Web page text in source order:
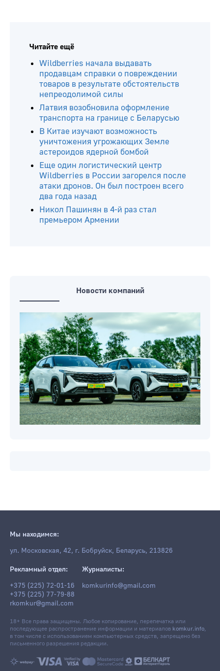
Читайте ещё
Wildberries начала выдавать
продавцам справки о повреждении
товаров в результате обстоятельств
непреодолимой силы
Латвия возобновила оформление
транспорта на границе с Беларусью
В Китае изучают возможность
уничтожения угрожающих Земле
астероидов ядерной бомбой
премьером Армении
Новости компаний
Мы находимся:
ул. Московская, 42, г. Бобруйск, Беларусь, 213826
Рекламный отдел:
+375 (225) 77-79-88
Журналисты: